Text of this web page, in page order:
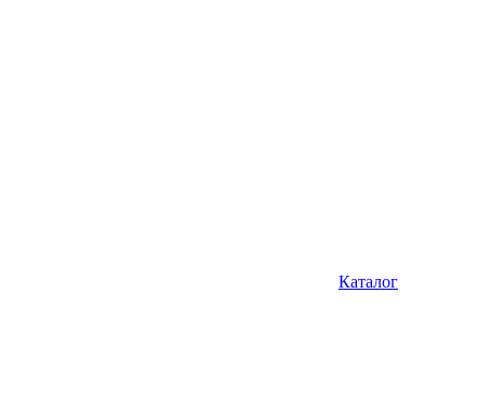
Каталог